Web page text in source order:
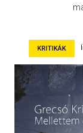
KRITIKÁK